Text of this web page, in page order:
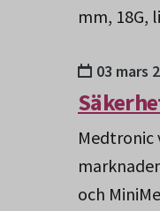
mm, 18G,
03 mars
och